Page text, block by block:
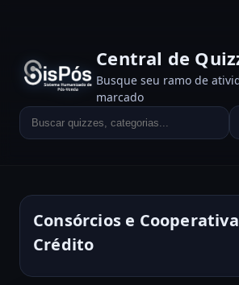
Central de
Busque seu ramo de
marcado
Consórcios e
Crédito